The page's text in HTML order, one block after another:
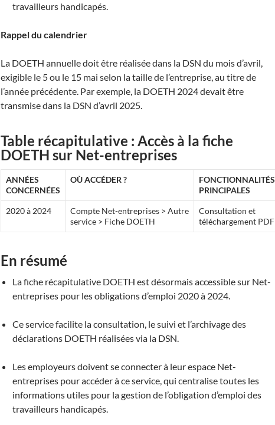
travailleurs handicapés.
Rappel du calendrier
La DOETH annuelle doit être réalisée dans la DSN du mois d’avril,
exigible le 5 ou le 15 mai selon la taille de l’entreprise, au titre de
l’année précédente. Par exemple, la DOETH 2024 devait être
transmise dans la DSN d’avril 2025.
Table récapitulative : Accès à la fiche
DOETH sur Net-entreprises
ANNÉES
CONCERNÉES
OÙ ACCÉDER ?
FONCTIONNALITÉS
PRINCIPALES
2020 à 2024
Compte Net-entreprises > Autre
service > Fiche DOETH
Consultation et
téléchargement PDF
En résumé
La fiche récapitulative DOETH est désormais accessible sur Net-
entreprises pour les obligations d’emploi 2020 à 2024.
Ce service facilite la consultation, le suivi et l’archivage des
déclarations DOETH réalisées via la DSN.
Les employeurs doivent se connecter à leur espace Net-
entreprises pour accéder à ce service, qui centralise toutes les
informations utiles pour la gestion de l’obligation d’emploi des
travailleurs handicapés.